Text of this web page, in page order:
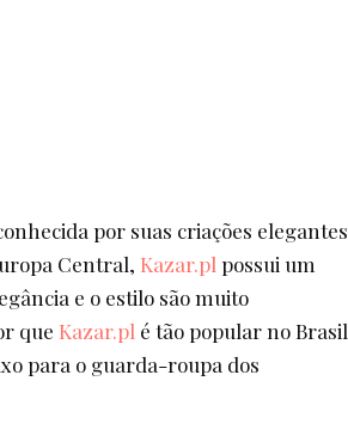
por suas criações elegantes
Central, Kazar.pl possui um
e o estilo são muito
que Kazar.pl é tão popular no Brasil
para o guarda-roupa dos